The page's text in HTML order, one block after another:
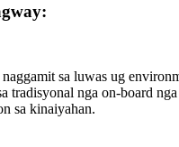
sa luwas ug
tradisyonal nga on-board
sa kinaiyahan.